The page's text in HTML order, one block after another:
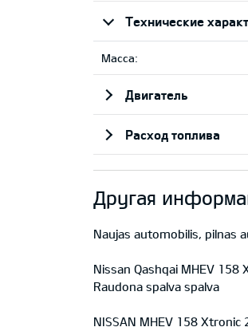
Технические
Масса:
Двигатель
Расход топлива
Другая
Naujas automobilis, pilnas
Nissan Qashqai MHEV
Raudona spalva spalva
NISSAN MHEV 158